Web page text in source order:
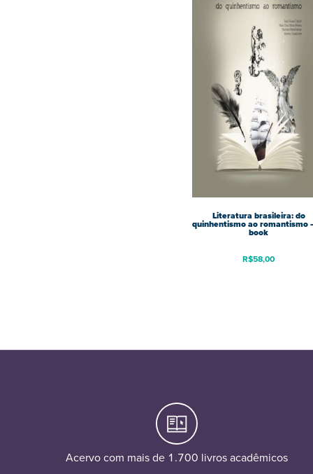
Literatura brasileira: do
quinhentismo ao romantismo
book
R$58,00
Acervo com mais de 1.700 livros acadêmicos